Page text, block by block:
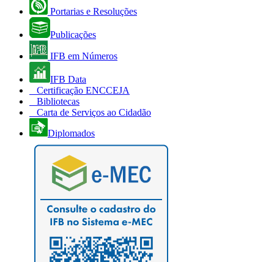
Portarias e Resoluções
Publicações
IFB em Números
IFB Data
Certificação ENCCEJA
Bibliotecas
Carta de Serviços ao Cidadão
Diplomados